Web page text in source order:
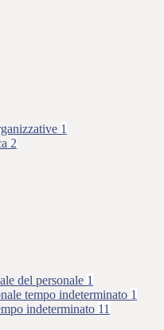
1
2
del personale 1
tempo indeterminato 1
indeterminato 11